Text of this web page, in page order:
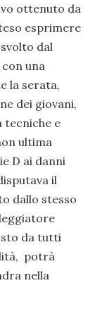
ottenuto da
esprimere
dal
una
la serata,
dei giovani,
tecniche e
ultima
D ai danni
il
dallo stesso
da tutti
potrà
nella